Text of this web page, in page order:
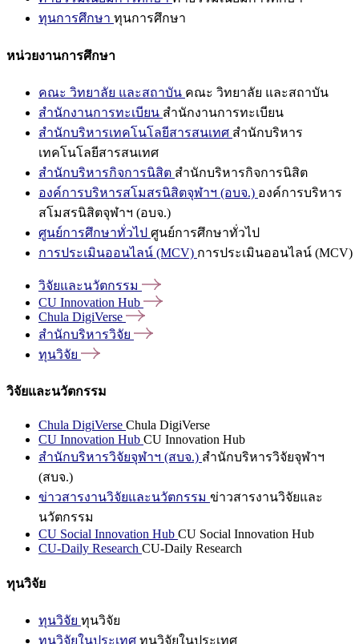
ทุนการศึกษา ทุนการศึกษา
หน่วยงานการศึกษา
คณะ วิทยาลัย และสถาบัน คณะ วิทยาลัย และสถาบัน
สำนักงานการทะเบียน สำนักงานการทะเบียน
สำนักบริหารเทคโนโลยีสารสนเทศ สำนักบริหาร
เทคโนโลยีสารสนเทศ
สำนักบริหารกิจการนิสิต สำนักบริหารกิจการนิสิต
องค์การบริหารสโมสรนิสิตจุฬาฯ (อบจ.) องค์การบริหาร
สโมสรนิสิตจุฬาฯ (อบจ.)
ศูนย์การศึกษาทั่วไป ศูนย์การศึกษาทั่วไป
การประเมินออนไลน์ (MCV) การประเมินออนไลน์ (MCV)
วิจัยและนวัตกรรม
CU Innovation Hub
Chula DigiVerse
สำนักบริหารวิจัย
ทุนวิจัย
วิจัยและนวัตกรรม
Chula DigiVerse Chula DigiVerse
CU Innovation Hub CU Innovation Hub
สำนักบริหารวิจัยจุฬาฯ (สบจ.) สำนักบริหารวิจัยจุฬาฯ
(สบจ.)
ข่าวสารงานวิจัยและนวัตกรรม ข่าวสารงานวิจัยและ
นวัตกรรม
CU Social Innovation Hub CU Social Innovation Hub
CU-Daily Research CU-Daily Research
ทุนวิจัย
ทุนวิจัย ทุนวิจัย
ทุนวิจัยในประเทศ ทุนวิจัยในประเทศ